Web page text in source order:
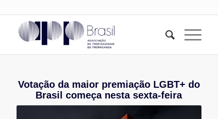
Votação da maior premiação LGBT+ do
Brasil começa nesta sexta-feira